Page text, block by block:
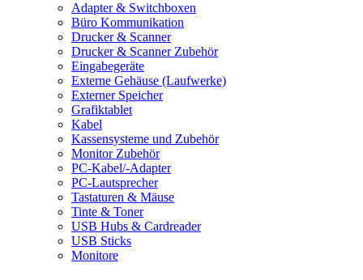
Adapter & Switchboxen
Büro Kommunikation
Drucker & Scanner
Drucker & Scanner Zubehör
Eingabegeräte
Externe Gehäuse (Laufwerke)
Externer Speicher
Grafiktablet
Kabel
Kassensysteme und Zubehör
Monitor Zubehör
PC-Kabel/-Adapter
PC-Lautsprecher
Tastaturen & Mäuse
Tinte & Toner
USB Hubs & Cardreader
USB Sticks
Monitore